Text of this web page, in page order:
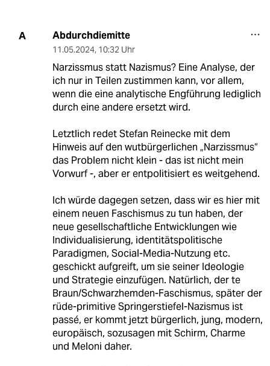
A Abdurchdiemitte
11.05.2024, 10:32 Uhr
Narzissmus statt Nazismus? Eine Analyse, der
ich nur in Teilen zustimmen kann, vor allem,
wenn die eine analytische Engführung lediglich
durch eine andere ersetzt wird.
Letztlich redet Stefan Reinecke mit dem
Hinweis auf den wutbürgerlichen „Narzissmus“
das Problem nicht klein - das ist nicht mein
Vorwurf -, aber er entpolitisiert es weitgehend.
Ich würde dagegen setzen, dass wir es hier mit
einem neuen Faschismus zu tun haben, der
neue gesellschaftliche Entwicklungen wie
Individualisierung, identitätspolitische
Paradigmen, Social-Media-Nutzung etc.
geschickt aufgreift, um sie seiner Ideologie
und Strategie einzufügen. Natürlich, der te
Braun/Schwarzhemden-Faschismus, später der
rüde-primitive Springerstiefel-Nazismus ist
passé, er kommt jetzt bürgerlich, jung, modern,
europäisch, sozusagen mit Schirm, Charme
und Meloni daher.